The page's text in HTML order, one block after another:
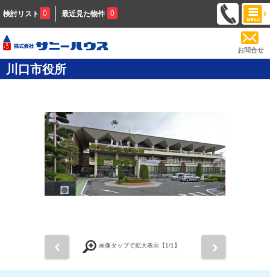
検討リスト 0 最近見た物件 0
お問合せ
川口市役所
画像タップで拡大表示【1/1】